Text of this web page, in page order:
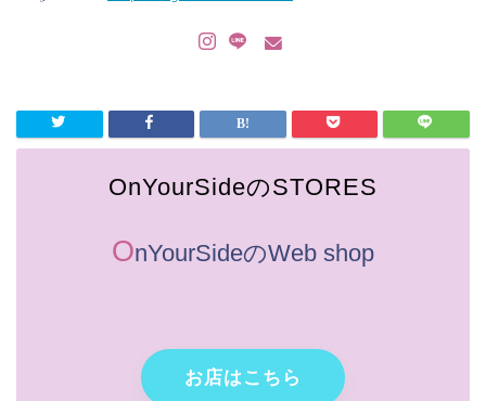
OnYourSideのSTORES
OnYourSideのWeb shop
お店はこちら